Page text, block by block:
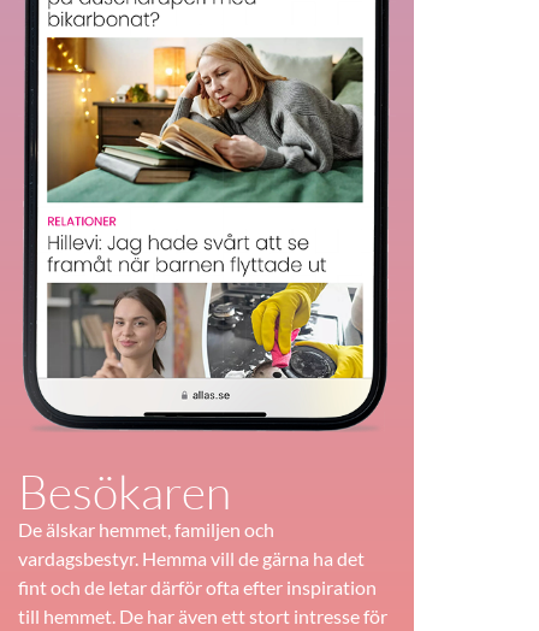
Besökaren
De älskar hemmet, familjen och
vardagsbestyr. Hemma vill de gärna ha det
fint och de letar därför ofta efter inspiration
till hemmet. De har även ett stort intresse för